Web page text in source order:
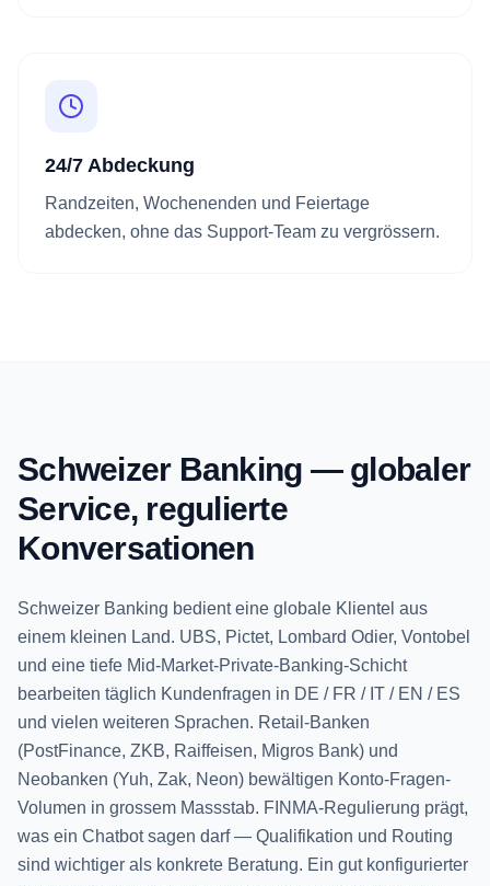
24/7 Abdeckung
Randzeiten, Wochenenden und Feiertage
abdecken, ohne das Support-Team zu vergrössern.
Schweizer Banking — globaler
Service, regulierte
Konversationen
Schweizer Banking bedient eine globale Klientel aus
einem kleinen Land. UBS, Pictet, Lombard Odier, Vontobel
und eine tiefe Mid-Market-Private-Banking-Schicht
bearbeiten täglich Kundenfragen in DE / FR / IT / EN / ES
und vielen weiteren Sprachen. Retail-Banken
(PostFinance, ZKB, Raiffeisen, Migros Bank) und
Neobanken (Yuh, Zak, Neon) bewältigen Konto-Fragen-
Volumen in grossem Massstab. FINMA-Regulierung prägt,
was ein Chatbot sagen darf — Qualifikation und Routing
sind wichtiger als konkrete Beratung. Ein gut konfigurierter